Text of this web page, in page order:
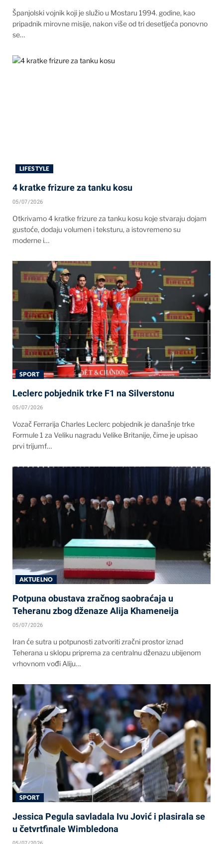
Španjolski vojnik koji je služio u Mostaru 1994. godine, kao
pripadnik mirovne misije, nakon više od tri desetljeća ponovno
se…
LIFESTYLE
4 kratke frizure za tanku kosu
05/07/2026
Otkrivamo 4 kratke frizure za tanku kosu koje stvaraju dojam
gustoće, dodaju volumen i teksturu, a istovremeno su
moderne i…
SPORT
Leclerc pobjednik trke F1 na Silverstonu
05/07/2026
Vozač Ferrarija Charles Leclerc pobjednik je današnje trke
Formule 1 za Veliku nagradu Velike Britanije, čime je upisao
prvi trijumf…
AKTUELNO
Potpuna obustava zračnog saobraćaja u
Teheranu zbog dženaze Alija Khameneija
05/07/2026
Iran će sutra u potpunosti zatvoriti zračni prostor iznad
Teherana u sklopu priprema za centralnu dženazu ubijenom
vrhovnom vođi Aliju…
SPORT
Jessica Pegula savladala Ivu Jović i plasirala se
u četvrtfinale Wimbledona